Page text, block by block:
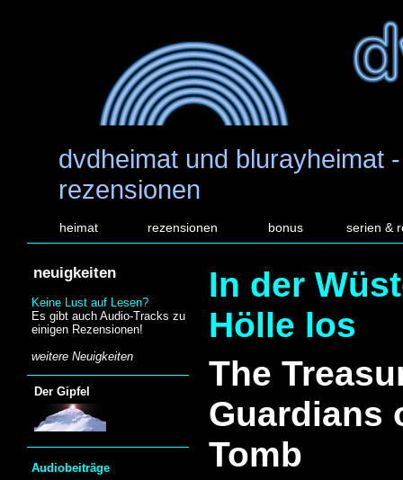
dvdheimat und blurayheimat
rezensionen
heimat rezensionen bonus serien &
neuigkeiten
Keine Lust auf Lesen?
Es gibt auch Audio-Tracks zu
einigen Rezensionen!
weitere Neuigkeiten
Der Gipfel
Audiobeiträge
In der
Hölle los
The
Guardians
Tomb